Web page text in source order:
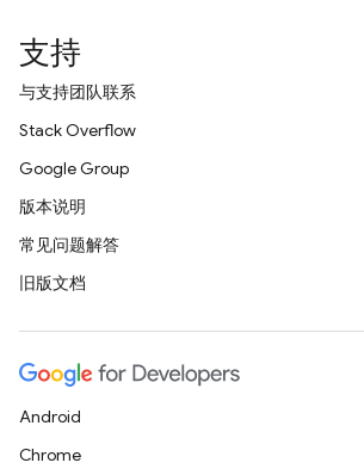
支持
与支持团队联系
Stack Overflow
Google Group
版本说明
常见问题解答
旧版文档
Android
Chrome